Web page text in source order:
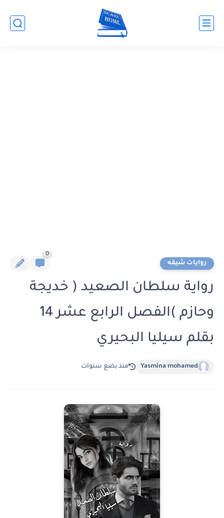
روايات شيقه
0
رواية سلطان الصعيد ( خديجة
وحازم )الفصل الرابع عشر 14
بقلم سيليا البحيري
Yasmina mohamed منذ بضع سنوات